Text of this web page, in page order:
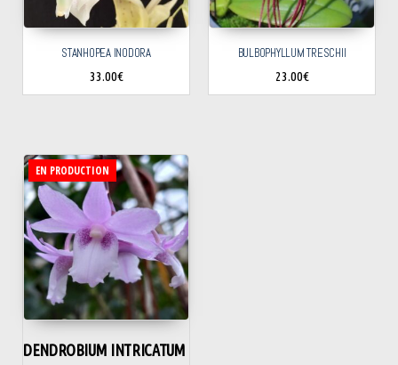
STANHOPEA INODORA
33.00€
BULBOPHYLLUM TRESCHII
23.00€
EN PRODUCTION
DENDROBIUM INTRICATUM